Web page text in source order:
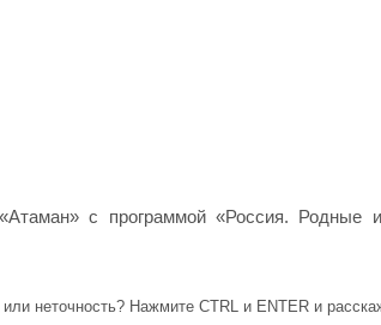
с программой «Россия. Родные
неточность? Нажмите CTRL и ENTER и